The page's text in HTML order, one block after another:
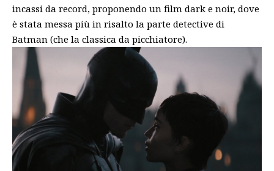
incassi da record, proponendo un film dark e noir, dove
è stata messa più in risalto la parte detective di
Batman (che la classica da picchiatore).